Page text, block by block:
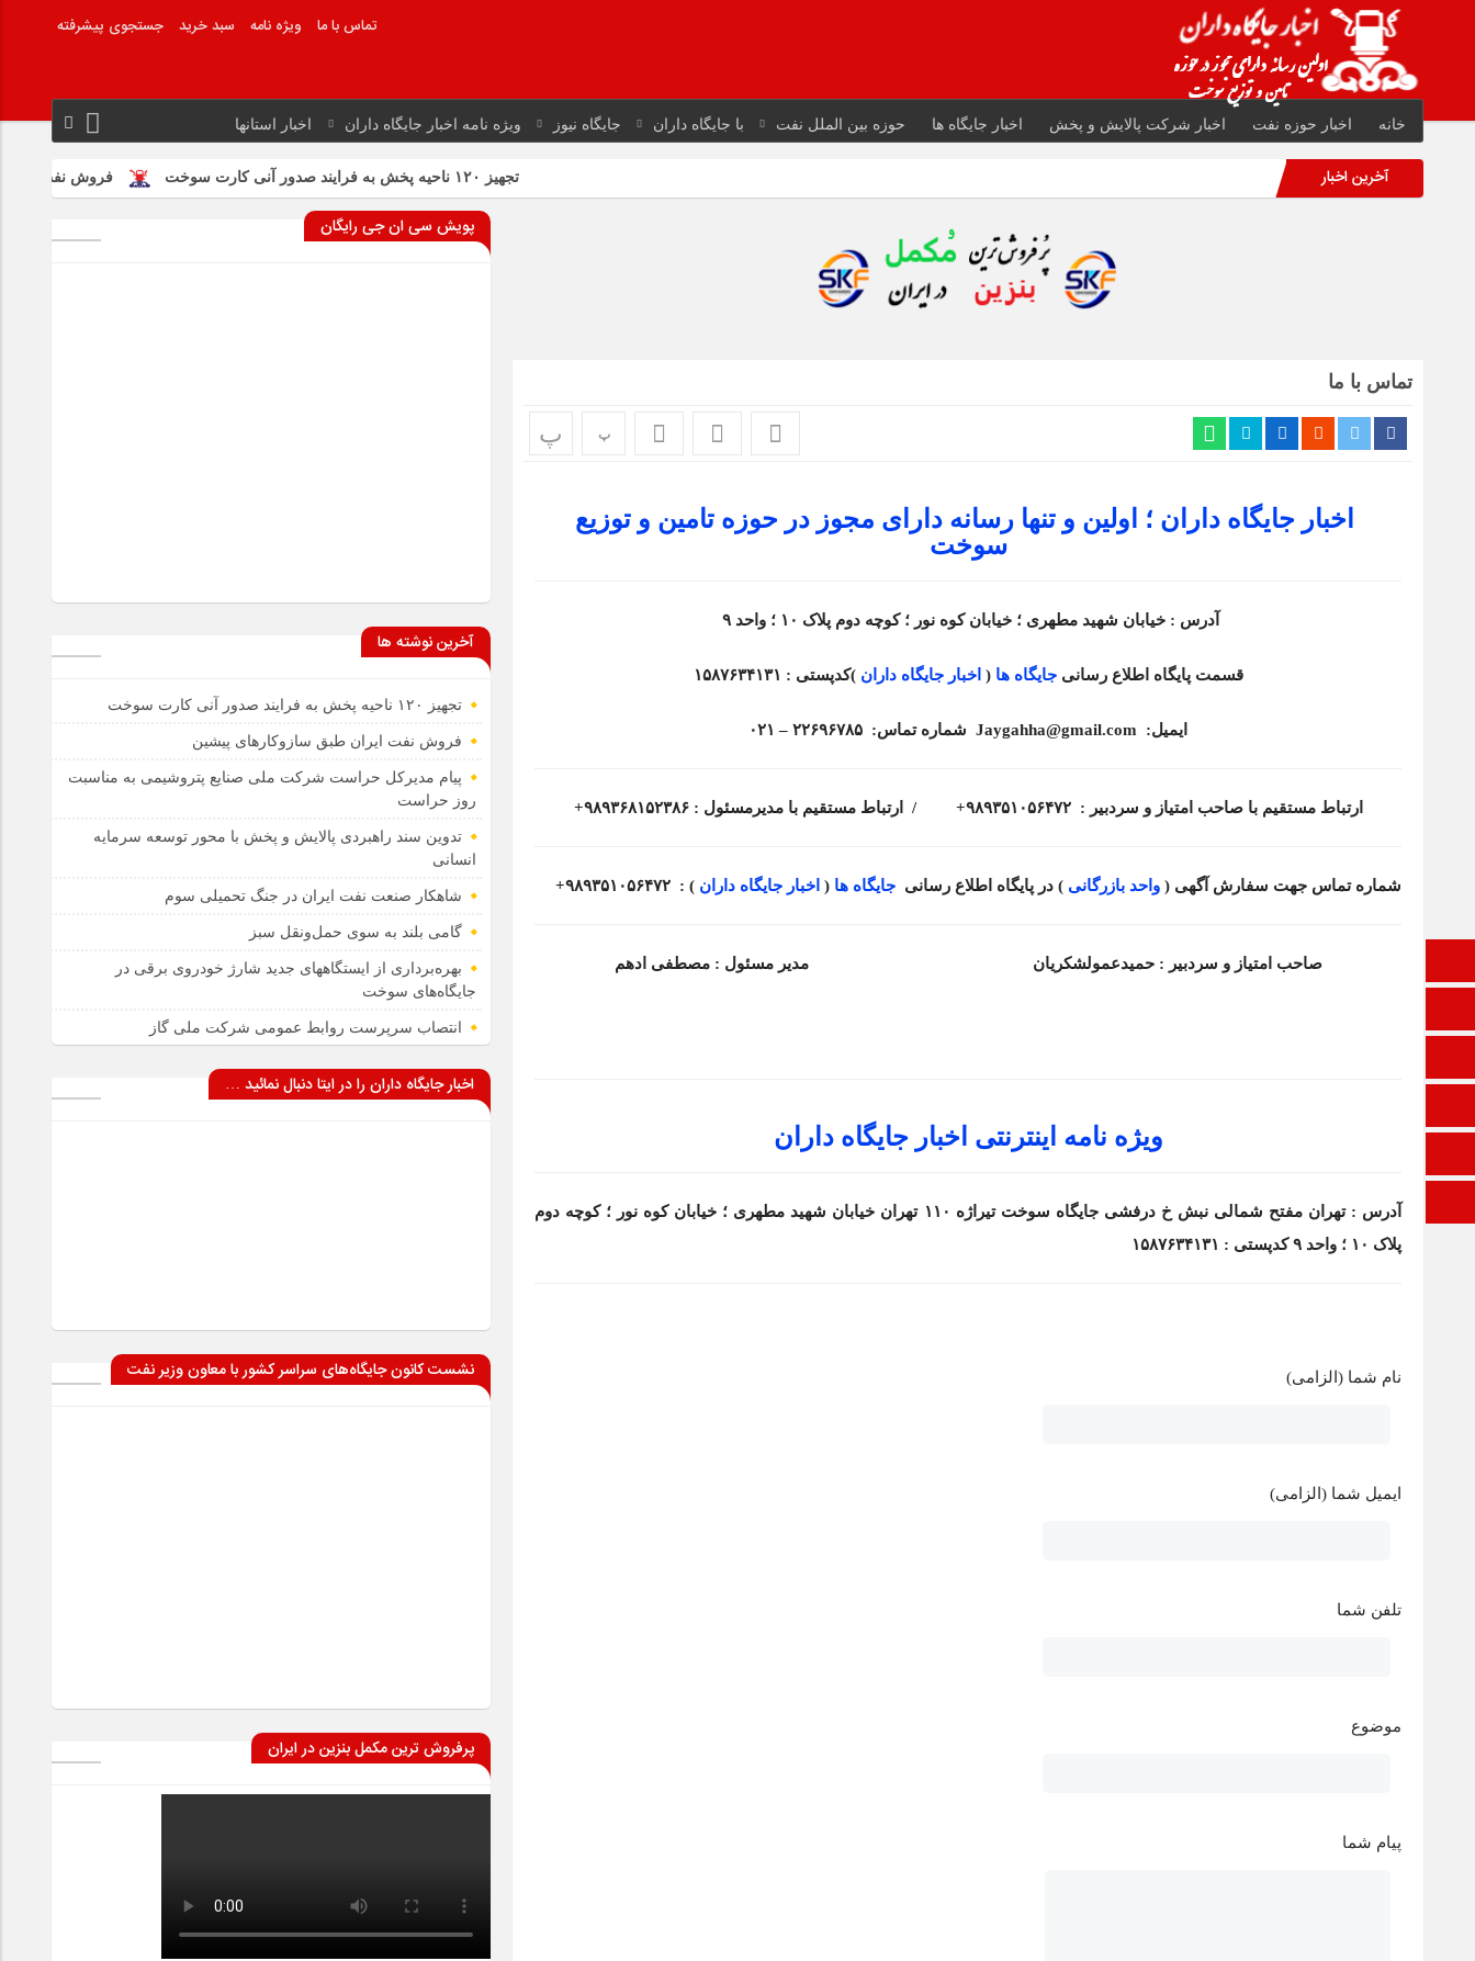
تماس با ما ویژه نامه سبد خرید جستجوی پیشرفته
خانه اخبار حوزه نفت اخبار شرکت پالایش و پخش اخبار جایگاه ها حوزه بین الملل نفت با جایگاه داران جایگاه نیوز ویژه نامه اخبار جایگاه داران اخبار استانها
ورود
آخرین اخبار فروش نفت ایران طبق
تماس با ما
پ پ
اخبار جایگاه داران ؛ اولین و تنها رسانه دارای مجوز در حوزه تامین و توزیع
سوخت
آدرس : خیابان شهید مطهری ؛ خیابان کوه نور ؛ کوچه دوم پلاک ۱۰ ؛ واحد ۹
قسمت پایگاه اطلاع رسانیجایگاه ها ( اخبار جایگاه داران )کدپستی : ۱۵۸۷۶۳۴۱۳۱
ایمیل: Jaygahha@gmail.com شماره تماس: ۲۲۶۹۶۷۸۵ – ۰۲۱
ارتباط مستقیم با صاحب امتیاز و سردبیر : ۹۸۹۳۵۱۰۵۶۴۷۲+ / ارتباط مستقیم با مدیرمسئول : ۹۸۹۳۶۸۱۵۲۳۸۶+
شماره تماس جهت سفارش آگهی ( واحد بازرگانی ) در پایگاه اطلاع رسانی جایگاه ها ( اخبار جایگاه داران ) : ۹۸۹۳۵۱۰۵۶۴۷۲+
صاحب امتیاز و سردبیر : حمیدعمولشکریانمدیر مسئول : مصطفی ادهم
ویژه نامه اینترنتی اخبار جایگاه داران
آدرس : تهران مفتح شمالی نبش خ درفشی جایگاه سوخت تیراژه ۱۱۰ تهران خیابان شهید مطهری ؛ خیابان کوه نور ؛ کوچه دوم
پلاک ۱۰ ؛ واحد ۹ کدپستی : ۱۵۸۷۶۳۴۱۳۱
نام شما (الزامی)
ایمیل شما (الزامی)
تلفن شما
موضوع
پیام شما
پویش سی ان جی رایگان
آخرین نوشته ها
تجهیز ۱۲۰ ناحیه پخش به فرایند صدور آنی کارت سوخت
فروش نفت ایران طبق سازوکارهای پیشین
پیام مدیرکل حراست شرکت ملی صنایع پتروشیمی به مناسبت
روز حراست
تدوین سند راهبردی پالایش و پخش با محور توسعه سرمایه
انسانی
شاهکار صنعت نفت ایران در جنگ تحمیلی سوم
گامی بلند به سوی حمل‌ونقل سبز
بهره‌برداری از ایستگاههای جدید شارژ خودروی برقی در
جایگاه‌های سوخت
انتصاب سرپرست روابط عمومی شرکت ملی گاز
اخبار جایگاه داران را در ایتا دنبال نمائید …
نشست کانون جایگاه‌های سراسر کشور با معاون وزیر نفت
پرفروش ترین مکمل بنزین در ایران